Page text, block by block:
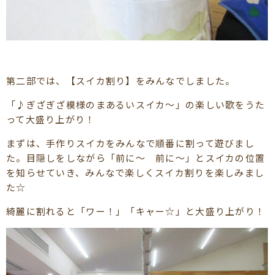
第二部では、【スイカ割り】をみんなでしました。
「♪ぎざぎざ模様のまあるいスイカ～」の楽しい歌をうた
って大盛り上がり！
まずは、手作りスイカをみんなで順番に割って遊びまし
た。目隠しをしながら「前に～ 前に～」とスイカの位置
を知らせていき、みんなで楽しくスイカ割りを楽しみまし
た☆
綺麗に割れると「ワー！」「キャー☆」と大盛り上がり！